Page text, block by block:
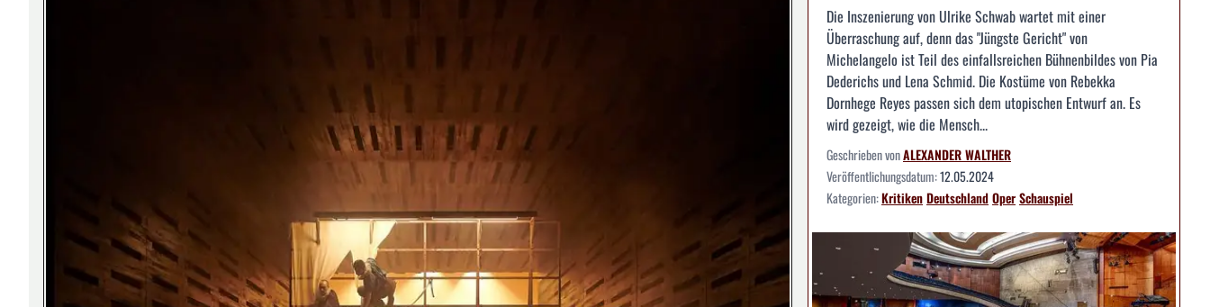
Die Inszenierung von Ulrike Schwab wartet mit einer
Überraschung auf, denn das "Jüngste Gericht" von
Michelangelo ist Teil des einfallsreichen Bühnenbildes von Pia
Dederichs und Lena Schmid. Die Kostüme von Rebekka
Dornhege Reyes passen sich dem utopischen Entwurf an. Es
wird gezeigt, wie die Mensch...
Geschrieben vonALEXANDER WALTHER
Veröffentlichungsdatum:12.05.2024
Kategorien:KritikenDeutschlandOperSchauspiel